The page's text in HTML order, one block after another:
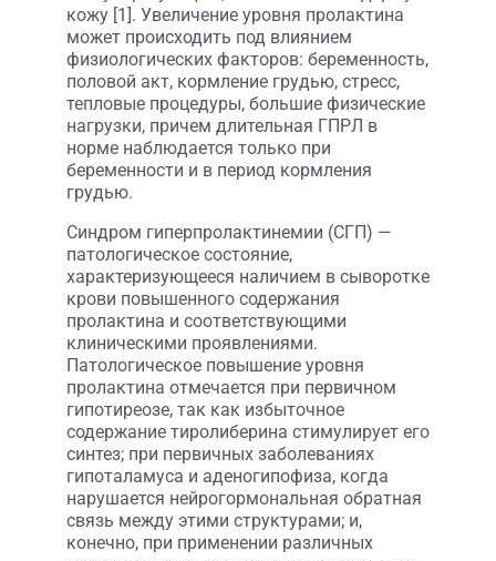
кожу [1]. Увеличение уровня пролактина
может происходить под влиянием
физиологических факторов: беременность,
половой акт, кормление грудью, стресс,
тепловые процедуры, большие физические
нагрузки, причем длительная ГПРЛ в
норме наблюдается только при
беременности и в период кормления
грудью.
Синдром гиперпролактинемии (СГП) —
патологическое состояние,
характеризующееся наличием в сыворотке
крови повышенного содержания
пролактина и соответствующими
клиническими проявлениями.
Патологическое повышение уровня
пролактина отмечается при первичном
гипотиреозе, так как избыточное
содержание тиролиберина стимулирует его
синтез; при первичных заболеваниях
гипоталамуса и аденогипофиза, когда
нарушается нейрогормональная обратная
связь между этими структурами; и,
конечно, при применении различных